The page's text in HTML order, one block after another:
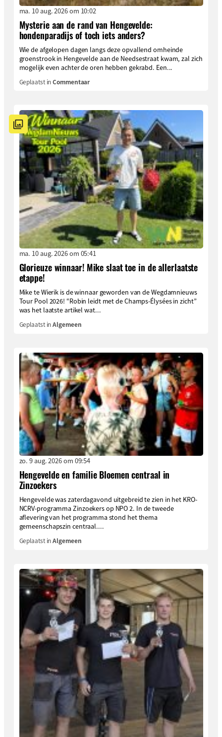
ma. 10 aug. 2026 om 10:02
Mysterie aan de rand van Hengevelde:
hondenparadijs of toch iets anders?
Wie de afgelopen dagen langs deze opvallend omheinde
groenstrook in Hengevelde aan de Needsestraat kwam, zal zich
mogelijk even achter de oren hebben gekrabd. Een...
Geplaatst inCommentaar
ma. 10 aug. 2026 om 05:41
Glorieuze winnaar! Mike slaat toe in de allerlaatste
etappe!
Mike te Wierik is de winnaar geworden van de Wegdamnieuws
Tour Pool 2026! “Robin leidt met de Champs-Élysées in zicht”
was het laatste artikel wat...
Geplaatst inAlgemeen
zo. 9 aug. 2026 om 09:54
Hengevelde en familie Bloemen centraal in
Zinzoekers
Hengevelde was zaterdagavond uitgebreid te zien in het KRO-
NCRV-programma Zinzoekers op NPO 2. In de tweede
aflevering van het programma stond het thema
gemeenschapszin centraal....
Geplaatst inAlgemeen